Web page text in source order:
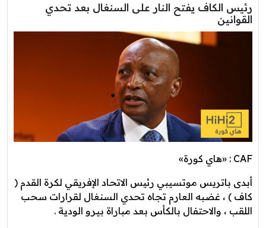
رئيس الكاف يفتح النار على السنغال بعد تحدي
القوانين
CAF : «هاي كورة»
أبدى باتريس موتسيبي رئيس الاتحاد الإفريقي لكرة القدم (
كاف ) ، غضبه العارم تجاه تحدي السنغال لقرارات سحب
اللقب ، والاحتفال بالكأس بعد مباراة بيرو الودية .